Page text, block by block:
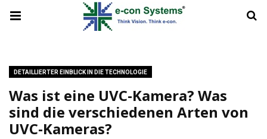
DETAILLIERTER EINBLICK IN DIE TECHNOLOGIE
Was ist eine UVC-Kamera? Was
sind die verschiedenen Arten von
UVC-Kameras?